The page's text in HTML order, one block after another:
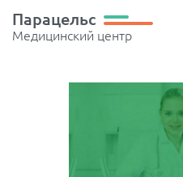
Парацельс
Медицинский центр